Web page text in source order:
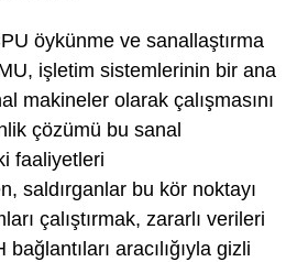
öykünme ve sanallaştırma
işletim sistemlerinin bir ana
makineler olarak çalışmasını
çözümü bu sanal
faaliyetleri
saldırganlar bu kör noktayı
çalıştırmak, zararlı verileri
aracılığıyla gizli